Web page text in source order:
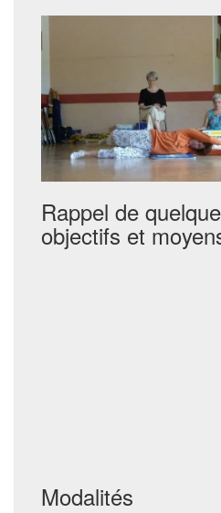
Rappel de
objectifs et
Modalités